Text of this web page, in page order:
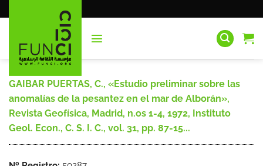
al
GAIBAR PUERTAS, C., «Estudio preliminar sobre las
anomalías de la pesantez en el mar de Alborán»,
Revista Geofísica, Madrid, n.os 1-4, 1972, Instituto
Geol. Econ., C. S. I. C., vol. 31, pp. 87-15...